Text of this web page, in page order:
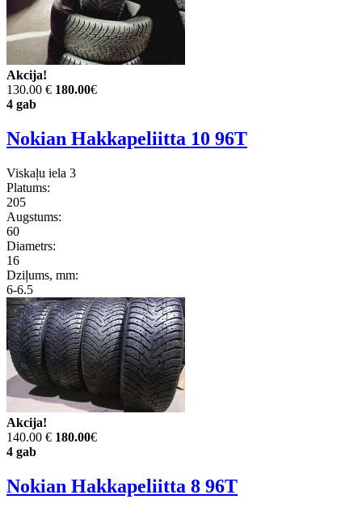
Akcija!
130.00 € 180.00€
4 gab
Nokian Hakkapeliitta 10 96T
Viskaļu iela 3
Platums:
205
Augstums:
60
Diametrs:
16
Dziļums, mm:
6-6.5
Akcija!
140.00 € 180.00€
4 gab
Nokian Hakkapeliitta 8 96T